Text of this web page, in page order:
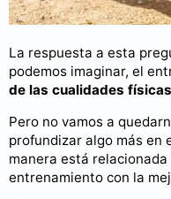
La respuesta a esta
podemos imaginar, el
de las cualidades físicas
Pero no vamos a
profundizar algo más en
manera está
entrenamiento con la